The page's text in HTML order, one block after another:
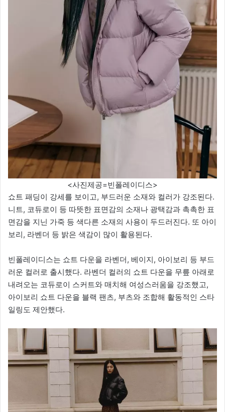
<사진제공=빈폴레이디스>
쇼트 패딩이 강세를 보이고, 부드러운 소재와 컬러가 강조된다.
니트, 코듀로이 등 따뜻한 표면감의 소재나 광택감과 촉촉한 표
면감을 지닌 가죽 등 색다른 소재의 사용이 두드러진다. 또 아이
보리, 라벤더 등 밝은 색감이 많이 활용된다.
빈폴레이디스는 쇼트 다운을 라벤더, 베이지, 아이보리 등 부드
러운 컬러로 출시했다. 라벤더 컬러의 쇼트 다운을 무릎 아래로
내려오는 코듀로이 스커트와 매치해 여성스러움을 강조했고,
아이보리 쇼트 다운을 블랙 팬츠, 부츠와 조합해 활동적인 스타
일링도 제안했다.